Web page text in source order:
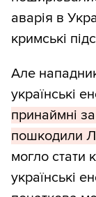
аварія в
кримські
Але
українські
принаймні
пошкодили
могло стати
українські